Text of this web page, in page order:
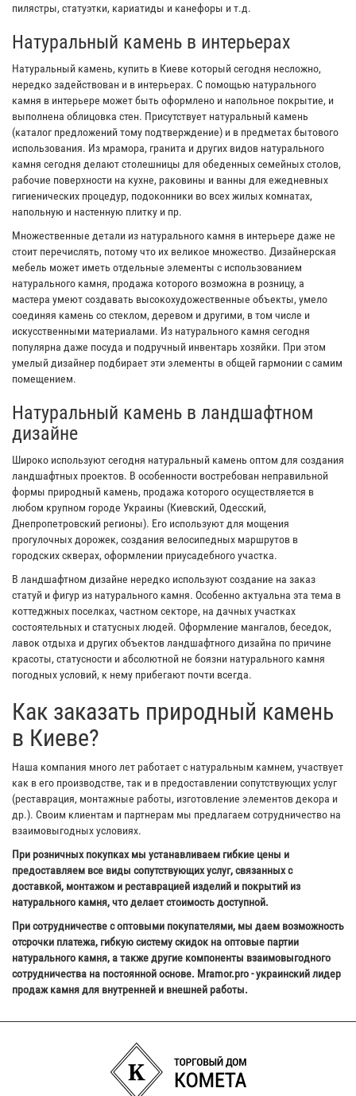
пилястры, статуэтки, кариатиды и канефоры и т.д.
Натуральный камень в интерьерах
Натуральный камень, купить в Киеве который сегодня несложно,
нередко задействован и в интерьерах. С помощью натурального
камня в интерьере может быть оформлено и напольное покрытие, и
выполнена облицовка стен. Присутствует натуральный камень
(каталог предложений тому подтверждение) и в предметах бытового
использования. Из мрамора, гранита и других видов натурального
камня сегодня делают столешницы для обеденных семейных столов,
рабочие поверхности на кухне, раковины и ванны для ежедневных
гигиенических процедур, подоконники во всех жилых комнатах,
напольную и настенную плитку и пр.
Множественные детали из натурального камня в интерьере даже не
стоит перечислять, потому что их великое множество. Дизайнерская
мебель может иметь отдельные элементы с использованием
натурального камня, продажа которого возможна в розницу, а
мастера умеют создавать высокохудожественные объекты, умело
соединяя камень со стеклом, деревом и другими, в том числе и
искусственными материалами. Из натурального камня сегодня
популярна даже посуда и подручный инвентарь хозяйки. При этом
умелый дизайнер подбирает эти элементы в общей гармонии с самим
помещением.
Натуральный камень в ландшафтном
дизайне
Широко используют сегодня натуральный камень оптом для создания
ландшафтных проектов. В особенности востребован неправильной
формы природный камень, продажа которого осуществляется в
любом крупном городе Украины (Киевский, Одесский,
Днепропетровский регионы). Его используют для мощения
прогулочных дорожек, создания велосипедных маршрутов в
городских скверах, оформлении приусадебного участка.
В ландшафтном дизайне нередко используют создание на заказ
статуй и фигур из натурального камня. Особенно актуальна эта тема в
коттеджных поселках, частном секторе, на дачных участках
состоятельных и статусных людей. Оформление мангалов, беседок,
лавок отдыха и других объектов ландшафтного дизайна по причине
красоты, статусности и абсолютной не боязни натурального камня
погодных условий, к нему прибегают почти всегда.
Как заказать природный камень
в Киеве?
Наша компания много лет работает с натуральным камнем, участвует
как в его производстве, так и в предоставлении сопутствующих услуг
(реставрация, монтажные работы, изготовление элементов декора и
др.). Своим клиентам и партнерам мы предлагаем сотрудничество на
взаимовыгодных условиях.
При розничных покупках мы устанавливаем гибкие цены и
предоставляем все виды сопутствующих услуг, связанных с
доставкой, монтажом и реставрацией изделий и покрытий из
натурального камня, что делает стоимость доступной.
При сотрудничестве с оптовыми покупателями, мы даем возможность
отсрочки платежа, гибкую систему скидок на оптовые партии
натурального камня, а также другие компоненты взаимовыгодного
сотрудничества на постоянной основе. Mramor.pro - украинский лидер
продаж камня для внутренней и внешней работы.